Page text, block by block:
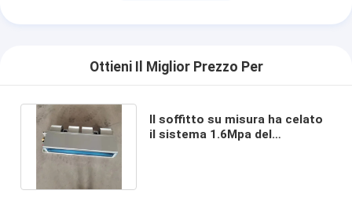
Ottieni Il Miglior Prezzo Per
Il soffitto su misura ha celato
il sistema 1.6Mpa del